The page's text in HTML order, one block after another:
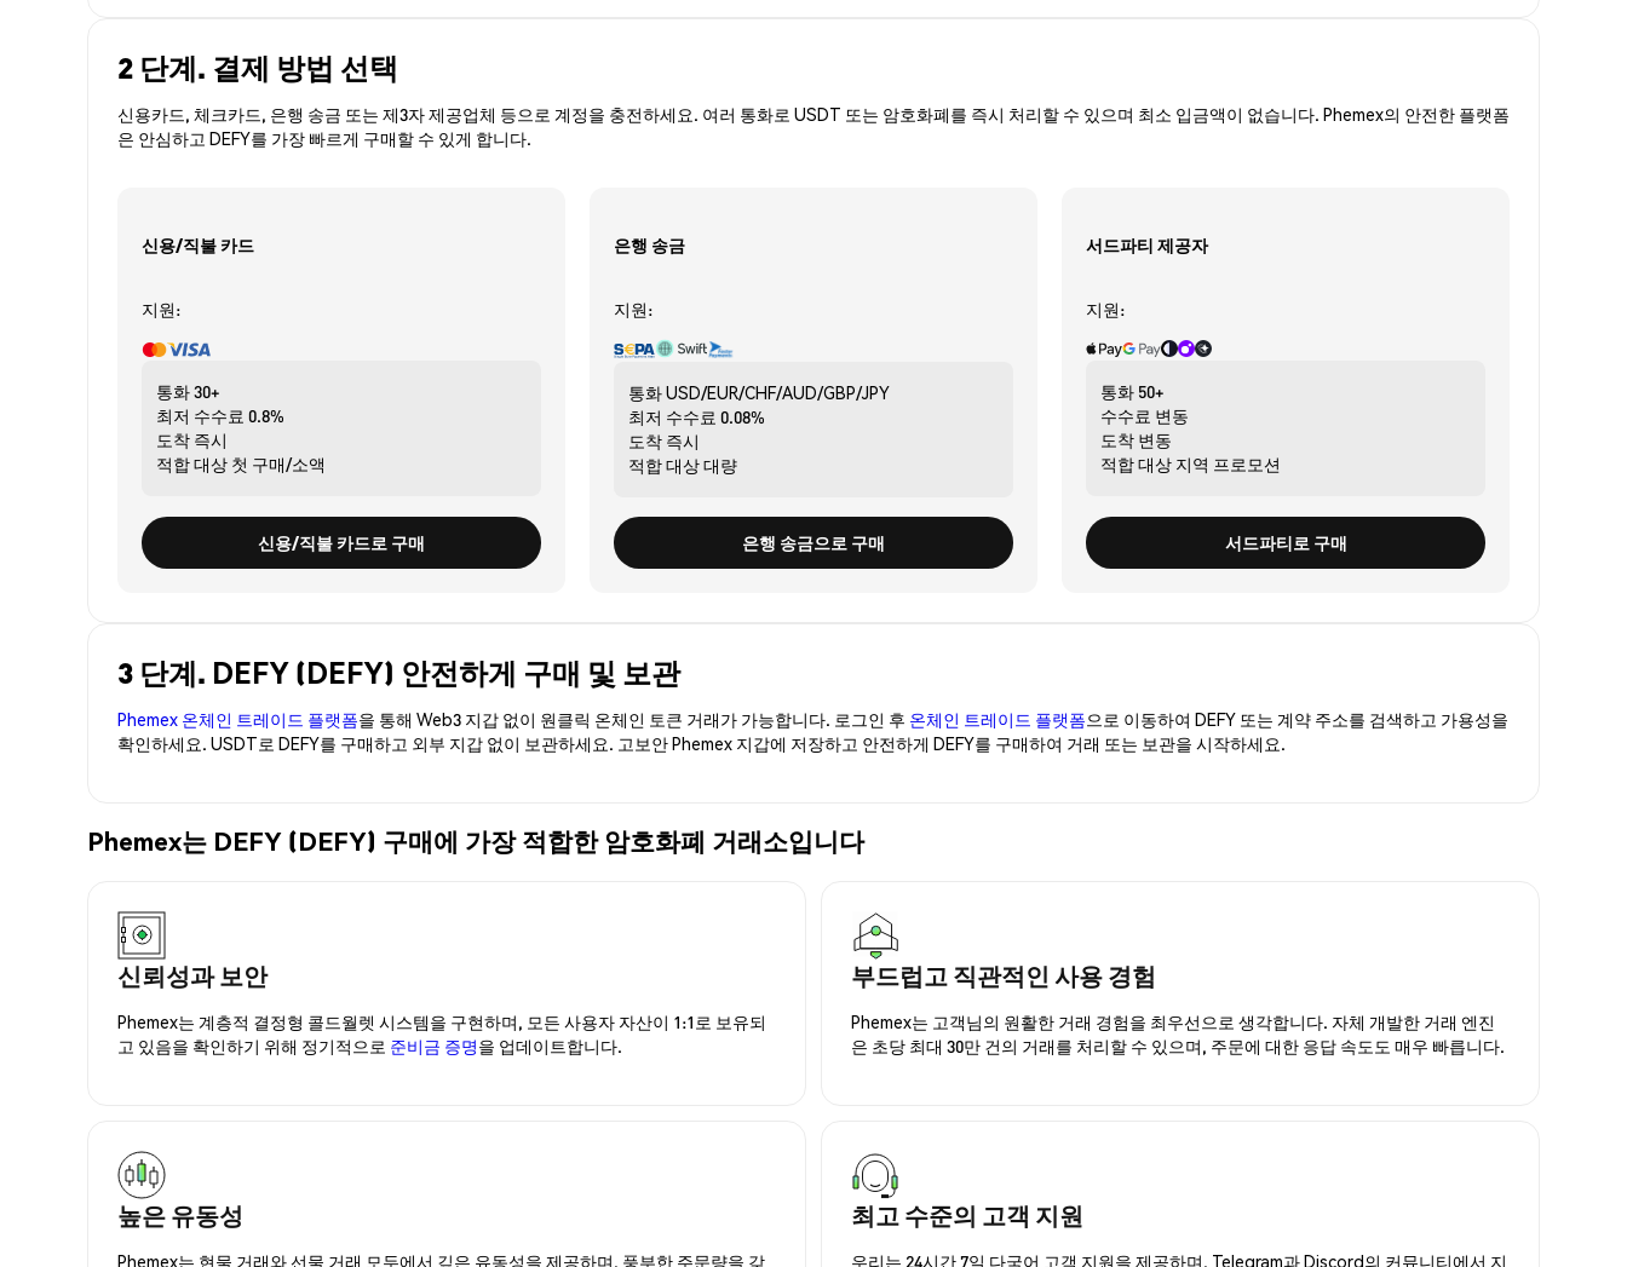
2 단계. 결제 방법 선택
신용카드, 체크카드, 은행 송금 또는 제3자 제공업체 등으로 계정을 충전하세요. 여러 통화로 USDT 또는 암호화폐를 즉시 처리할 수 있으며 최소 입금액이 없습니다. Phemex의 안전한 플랫폼
은 안심하고 DEFY를 가장 빠르게 구매할 수 있게 합니다.
신용/직불 카드
지원:
통화30+
최저 수수료 0.8%
도착 즉시
적합 대상 첫 구매/소액
신용/직불 카드로 구매
은행 송금
지원:
통화USD/EUR/CHF/AUD/GBP/JPY
최저 수수료 0.08%
도착 즉시
적합 대상대량
은행 송금으로 구매
서드파티 제공자
지원:
통화 50+
수수료 변동
도착 변동
적합 대상 지역 프로모션
서드파티로 구매
3 단계. DEFY (DEFY) 안전하게 구매 및 보관
Phemex 온체인 트레이드 플랫폼을 통해 Web3 지갑 없이 원클릭 온체인 토큰 거래가 가능합니다. 로그인 후 온체인 트레이드 플랫폼으로 이동하여 DEFY 또는 계약 주소를 검색하고 가용성을
확인하세요. USDT로 DEFY를 구매하고 외부 지갑 없이 보관하세요. 고보안 Phemex 지갑에 저장하고 안전하게 DEFY를 구매하여 거래 또는 보관을 시작하세요.
Phemex는 DEFY (DEFY) 구매에 가장 적합한 암호화폐 거래소입니다
신뢰성과 보안
Phemex는 계층적 결정형 콜드월렛 시스템을 구현하며, 모든 사용자 자산이 1:1로 보유되
고 있음을 확인하기 위해 정기적으로 준비금 증명을 업데이트합니다.
부드럽고 직관적인 사용 경험
Phemex는 고객님의 원활한 거래 경험을 최우선으로 생각합니다. 자체 개발한 거래 엔진
은 초당 최대 30만 건의 거래를 처리할 수 있으며, 주문에 대한 응답 속도도 매우 빠릅니다.
높은 유동성
Phemex는 현물 거래와 선물 거래 모두에서 깊은 유동성을 제공하며, 풍부한 주문량을 갖
최고 수준의 고객 지원
우리는 24시간 7일 다국어 고객 지원을 제공하며, Telegram과 Discord의 커뮤니티에서 지